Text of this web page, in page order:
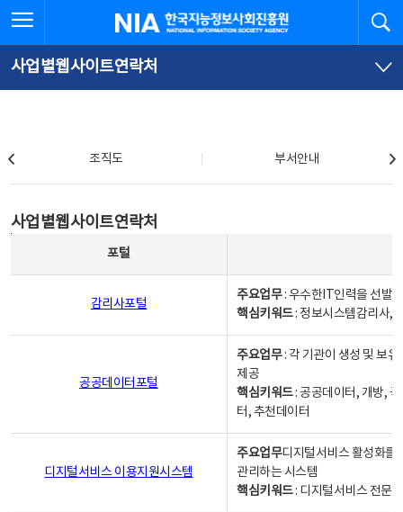
문
로
가
체
뉴
바
가
한국지능정보사회진흥원
사업별웹사이트연락처
조직도 부서안내
사업별웹사이트연락처
포털
감리사포털
주요업무: 우수한IT인력을 선발
핵심키워드: 정보시스템감리사,
공공데이터포털
주요업무: 각 기관이 생성 및 보
제공
핵심키워드: 공공데이터, 개방,
터, 추천데이터
디지털서비스 이용지원시스템
주요업무디지털서비스 활성화를
관리하는 시스템
핵심키워드: 디지털서비스 전문